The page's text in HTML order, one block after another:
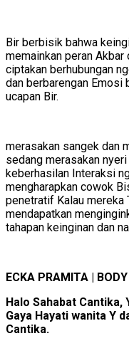
Bir berbisik bahwa
memainkan peran
ciptakan berhubungan
dan berbarengan Emosi
ucapan Bir.
merasakan sangek dan
sedang merasakan
keberhasilan Interaksi
mengharapkan cowok
penetratif Kalau mereka
mendapatkan
tahapan keinginan dan
ECKA PRAMITA |
Halo Sahabat
Gaya Hayati wanita Y
Cantika.